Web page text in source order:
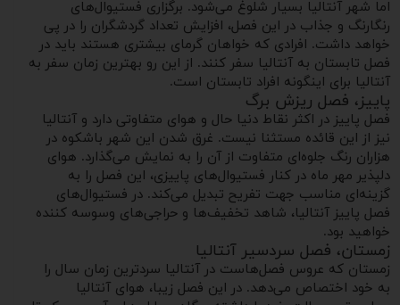
اما شهر آنتالیا بسیار شلوغ می‌شود. برگزاری فستیوال‌های
رنگارنگ و جذاب در این فصل، افزایش تعداد گردشگران را در پی
خواهد داشت. افرادی که خواهان گرمای بیشتری هستند باید در
فصل تابستان به آنتالیا سفر کنند. از این رو بهترین زمان سفر به
آنتالیا برای اینگونه افراد تابستان است.
پاییز، فصل ریزش برگ
فصل پاییز در اکثر نقاط دنیا حال و هوای متفاوتی دارد و آنتالیا
نیز از این قائده مستثنا نیست. غرق شدن این شهر باشکوه در
هزاران رنگ جلوه‌ای متفاوت از آن را به نمایش می‌گذارد. هوای
دلپذیر مهر ماه در کنار فستیوال‌های پاییزی، این فصل را به
گزینه‌ای مناسب جهت تفریح تبدیل می‌کند. در فستیوال‌های
فصل پاییز آنتالیا، شاهد تخفیف‌ها و حراجی‌های وسوسه‌ کننده
خواهید بود.
زمستان، فصل سردسیر آنتالیا
زمستان که عروس فصل‌هاست در آنتالیا سردترین زمان سال را
به خود اختصاص می‌دهد. در این فصل زیبا، هوای آنتالیا